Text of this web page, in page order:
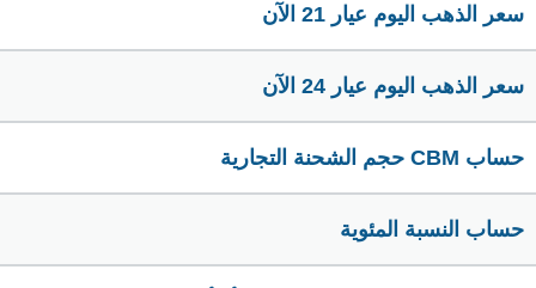
سعر الذهب اليوم عيار 21 الآن
سعر الذهب اليوم عيار 24 الآن
حساب CBM حجم الشحنة التجارية
حساب النسبة المئوية